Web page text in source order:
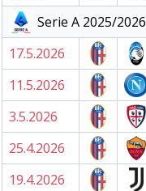
Serie A 2025/2026
17.5.2026
11.5.2026
3.5.2026
25.4.2026
19.4.2026